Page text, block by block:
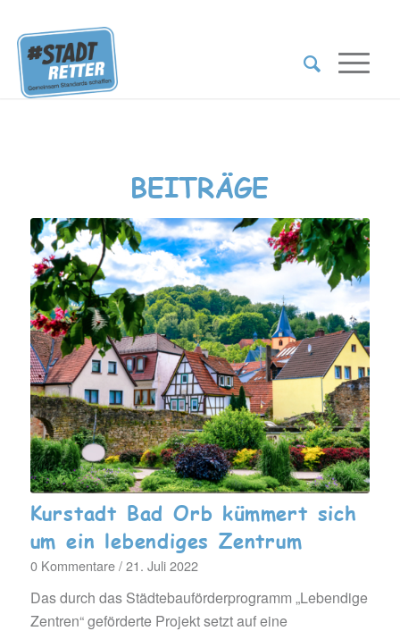
BEITRÄGE
Kurstadt Bad Orb kümmert sich
um ein lebendiges Zentrum
0 Kommentare / 21. Juli 2022
Das durch das Städtebauförderprogramm „Lebendige
Zentren“ geförderte Projekt setzt auf eine